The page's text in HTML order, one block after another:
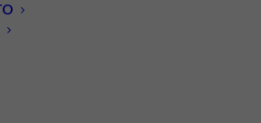
e o privilégio de ser entrevistado
do Jô. Era um jovem psiquiatra e
“Entendendo a Esquizofrenia”,
de trabalho com pacientes com